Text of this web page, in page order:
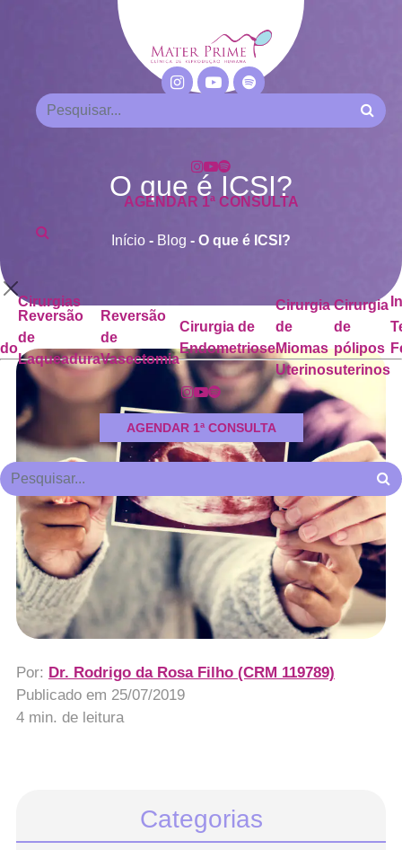
AGENDAR 1ª CONSULTA
Cirurgias
Reversão
de
Laqueadura
Reversão
de
Vasectomia
Cirurgia de
Endometriose
Cirurgia
de
Miomas
Uterinos
Cirurgia
de
pólipos
uterinos
AGENDAR 1ª CONSULTA
O que é ICSI?
Início - Blog - O que é ICSI?
Por: Dr. Rodrigo da Rosa Filho (CRM 119789)
Publicado em 25/07/2019
4 min. de leitura
Categorias